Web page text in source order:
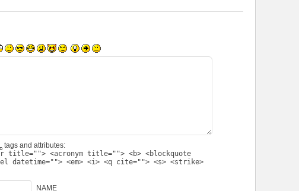
tags and attributes:
title=""> <acronym title=""> <b> <blockquote
datetime=""> <em> <i> <q cite=""> <s> <strike>
NAME